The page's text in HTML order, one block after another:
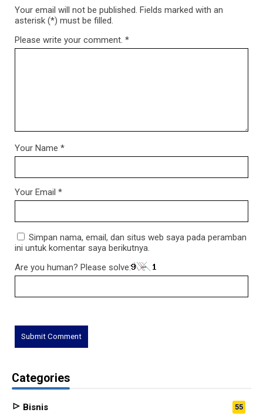
Your email will not be published. Fields marked with an
asterisk (*) must be filled.
Please write your comment. *
Your Name *
Your Email *
Simpan nama, email, dan situs web saya pada peramban
ini untuk komentar saya berikutnya.
Are you human? Please solve:
Categories
Bisnis 55